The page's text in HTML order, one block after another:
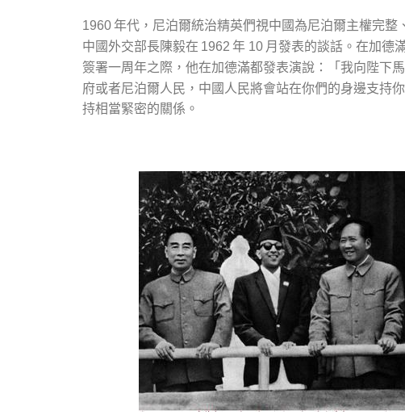
1960年代，尼泊爾統治精英們視中國為尼泊爾主權完
中國外交部長陳毅在 1962 年 10 月發表的談話。在加德
簽署一周年之際，他在加德滿都發表演說：「我向陛下
府或者尼泊爾人民，中國人民將會站在你們的身邊支持
持相當緊密的關係。